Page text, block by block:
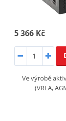
5 366 Kč
Ve výrobě
(VRLA,